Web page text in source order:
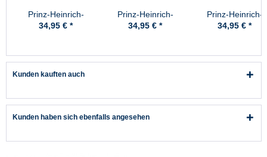
Prinz-Heinrich-
Mütze, Cord -
34,95 € *
Prinz-Heinrich-
Mütze, Cord - Marine
34,95 € *
Prinz-Heinrich-
Mütze, Cord -
34,95 € *
Kunden kauften auch
Kunden haben sich ebenfalls angesehen